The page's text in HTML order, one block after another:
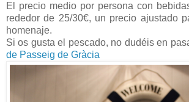
El precio medio por persona con
rededor de 25/30€, un precio ajustado
homenaje.
Si os gusta el pescado, no dudéis en
de Passeig de Gràcia